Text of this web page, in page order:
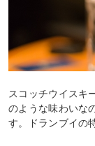
スコッチウイスキ
のような味わいな
す。ドランブイの